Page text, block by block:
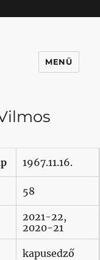
MENÜ
1967.11.16.
58
2021-22,
2020-21
kapusedző